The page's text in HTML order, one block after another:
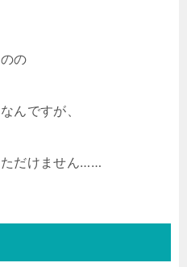
の
んですが、
だけません……